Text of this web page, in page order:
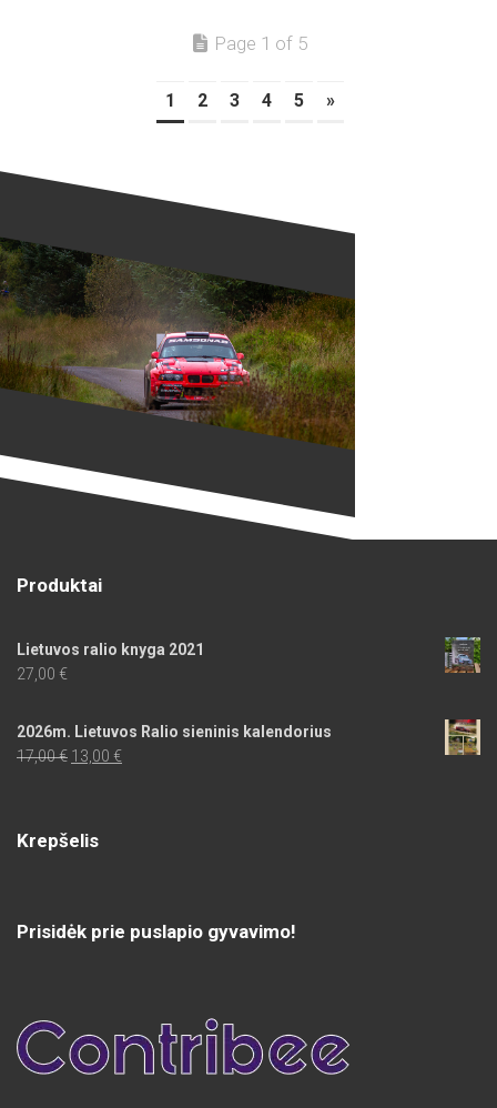
Page 1 of 5
1 2 3 4 5 »
Produktai
Lietuvos ralio knyga 2021
27,00 €
2026m. Lietuvos Ralio sieninis kalendorius
17,00€ Original
13,00 €Current
Krepšelis
Prisidėk prie puslapio gyvavimo!